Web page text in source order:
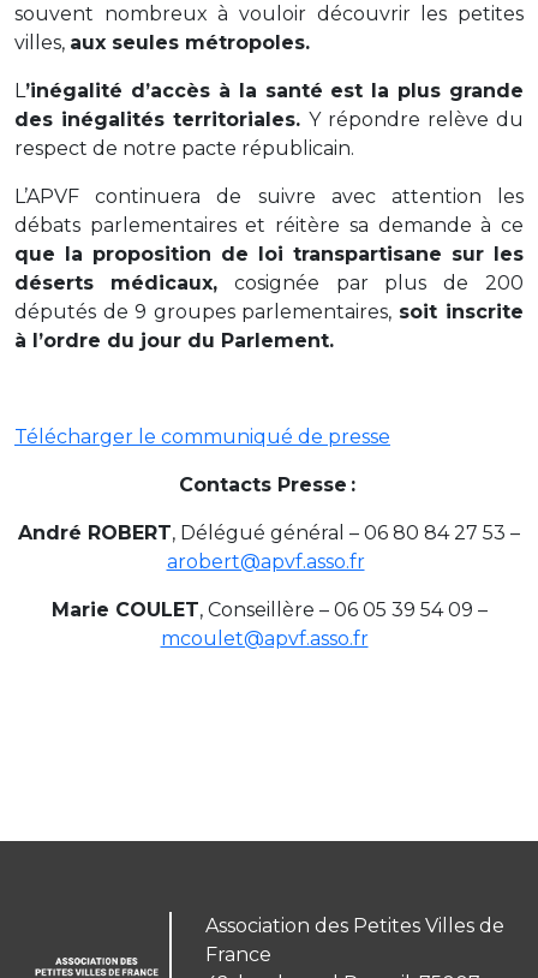
souvent nombreux à vouloir découvrir les petites
villes, aux seules métropoles.
L ’inégalité d’accès à la santé est la plus grande
des inégalités territoriales. Y répondre relève du
respect de notre pacte républicain.
L’APVF continuera de suivre avec attention les
débats parlementaires et réitère sa demande à ce
que la proposition de loi transpartisane sur les
déserts médicaux, cosignée par plus de 200
députés de 9 groupes parlementaires, soit inscrite
à l’ordre du jour du Parlement.
Télécharger le communiqué de presse
Contacts Presse :
André ROBERT, Délégué général – 06 80 84 27 53 –
arobert@apvf.asso.fr
Marie COULET, Conseillère – 06 05 39 54 09 –
mcoulet@apvf.asso.fr
Association des Petites Villes de
France